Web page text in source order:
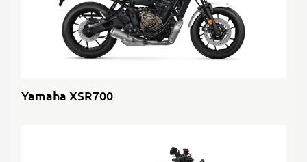
Yamaha XSR700